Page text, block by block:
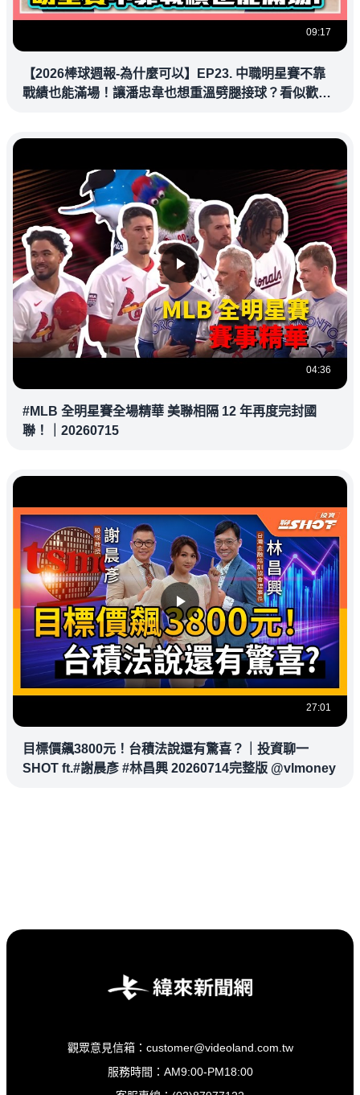
09:17
【2026棒球週報-為什麼可以】EP23. 中職明星賽不靠
戰績也能滿場！讓潘忠韋也想重溫劈腿接球？看似歡樂
04:36
#MLB 全明星賽全場精華 美聯相隔 12 年再度完封國
聯！｜20260715
27:01
目標價飆3800元！台積法說還有驚喜？｜投資聊一
SHOT ft.#謝晨彥 #林昌興 20260714完整版 @vlmoney
觀眾意見信箱：customer@videoland.com.tw
服務時間：AM9:00-PM18:00